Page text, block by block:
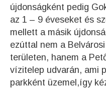
újdonságként pedig
az 1 – 9 éveseket és
mellett a másik
ezúttal nem a
területen, hanem a
vízitelep udvarán, ami
parkként üzemel,így